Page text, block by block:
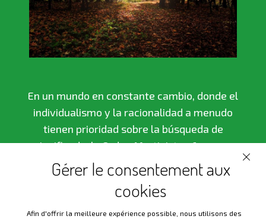
En un mundo en constante cambio, donde el
individualismo y la racionalidad a menudo
tienen prioridad sobre la búsqueda de
significado, la Orden Martinista ofrece un
camino hacia la realización personal y
espiritual. Unirse a nuestra comunidad significa
participar en un proceso iniciático basado en la
sabiduría de Saint-Martin y Papus, combinando
Gérer le consentement aux
cookies
Afin d'offrir la meilleure expérience possible, nous utilisons des